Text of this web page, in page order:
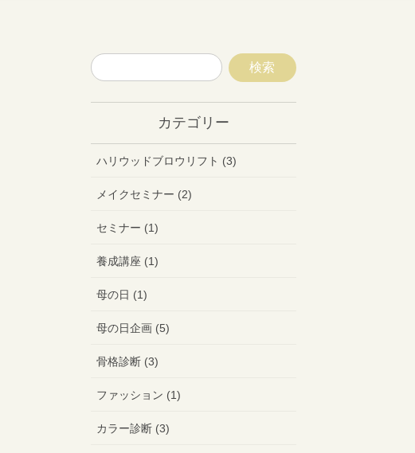
カテゴリー
ハリウッドブロウリフト (3)
メイクセミナー (2)
セミナー (1)
養成講座 (1)
母の日 (1)
母の日企画 (5)
骨格診断 (3)
ファッション (1)
カラー診断 (3)